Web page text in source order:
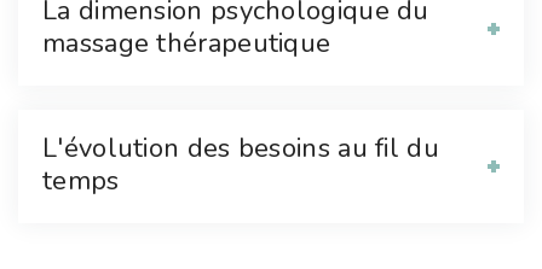
La dimension psychologique du
massage thérapeutique
L'évolution des besoins au fil du
temps